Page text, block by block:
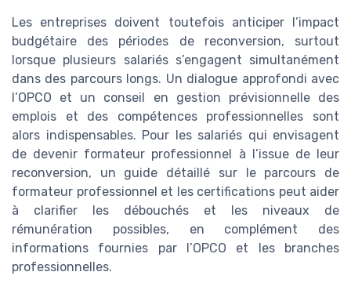
Les entreprises doivent toutefois anticiper l’impact
budgétaire des périodes de reconversion, surtout
lorsque plusieurs salariés s’engagent simultanément
dans des parcours longs. Un dialogue approfondi avec
l’OPCO et un conseil en gestion prévisionnelle des
emplois et des compétences professionnelles sont
alors indispensables. Pour les salariés qui envisagent
de devenir formateur professionnel à l’issue de leur
reconversion, un guide détaillé sur le parcours de
formateur professionnel et les certifications peut aider
à clarifier les débouchés et les niveaux de
rémunération possibles, en complément des
informations fournies par l’OPCO et les branches
professionnelles.